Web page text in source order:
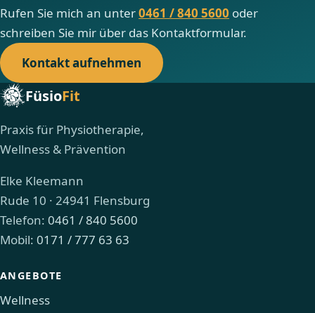
Rufen Sie mich an unter0461 / 840 5600 oder
schreiben Sie mir über das Kontaktformular.
Kontakt aufnehmen
FüsioFit
Praxis für Physiotherapie,
Wellness & Prävention
Elke Kleemann
Rude 10 · 24941 Flensburg
Telefon: 0461 / 840 5600
Mobil: 0171 / 777 63 63
ANGEBOTE
Wellness